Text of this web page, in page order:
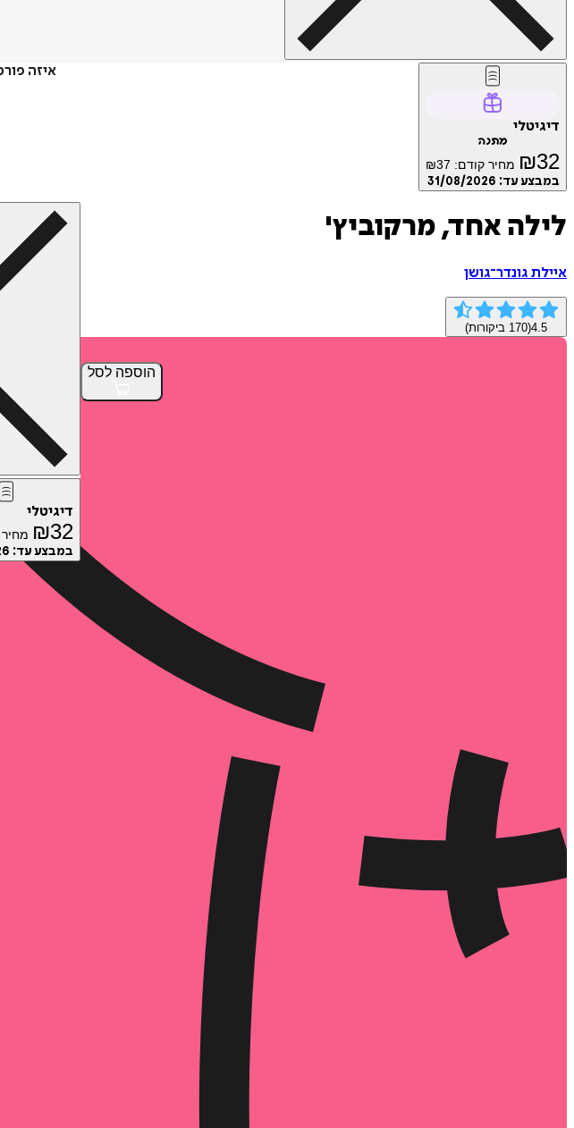
איזה
דיגיטלי
מתנה
₪32 מחיר קודם: ₪37
במבצע עד: 31/08/2026
הוספה לסל
דיגיטלי
₪32
במבצע עד:
לילה אחד, מרקוביץ'
איילת גונדר־גושן
4.5
(
170 ביקורות)